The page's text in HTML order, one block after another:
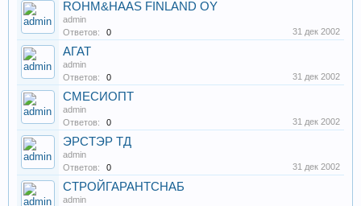
ROHM&HAAS FINLAND OY
admin
Ответов:
0 31 дек 2002
АГАТ
admin
Ответов:
0 31 дек 2002
СМЕСИOПТ
admin
Ответов:
0 31 дек 2002
ЭРСТЭР ТД
admin
Ответов:
0 31 дек 2002
СТРОЙГАРАНТСНАБ
admin